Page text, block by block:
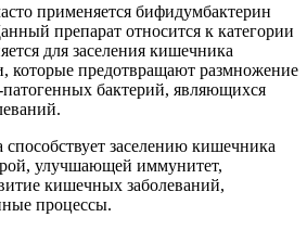
применяется бифидумбактерин
препарат относится к категории
для заселения кишечника
которые предотвращают размножение
бактерий, являющихся
заселению кишечника
улучшающей иммунитет,
кишечных заболеваний,
процессы.